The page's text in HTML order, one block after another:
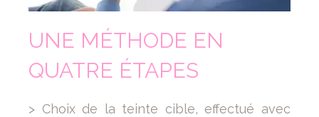
UNE MÉTHODE EN
QUATRE ÉTAPES
> Choix de la teinte cible, effectué avec